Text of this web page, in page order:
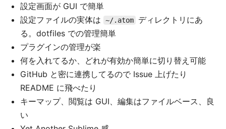
設定画面が GUI で簡単
設定ファイルの実体は
~/.atom
ディレクトリにあ
る。dotfiles での管理簡単
プラグインの管理が楽
何を入れてるか、どれが有効か簡単に切り替え可能
GitHub と密に連携してるので Issue 上げたり
README に飛べたり
キーマップ、閲覧は GUI、編集はファイルベース、良
い